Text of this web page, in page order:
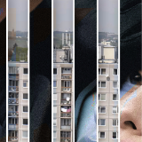
Pro děti
edu
Vše o ČT